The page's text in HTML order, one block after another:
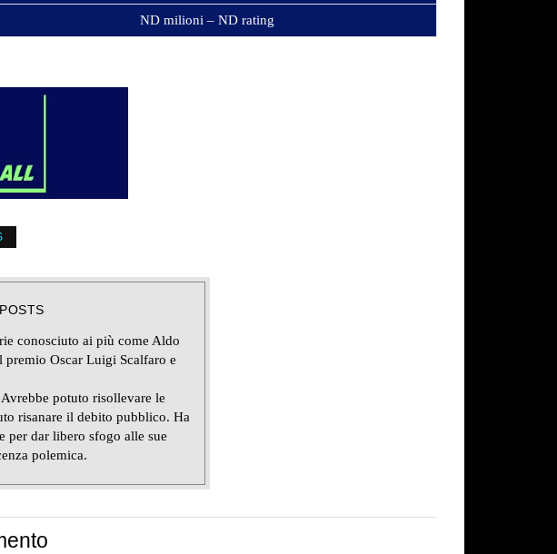
ND milioni – ND rating
conosciuto ai più come Aldo
Oscar Luigi Scalfaro e
potuto risollevare le
risanare il debito pubblico. Ha
per dar libero sfogo alle sue
polemica.